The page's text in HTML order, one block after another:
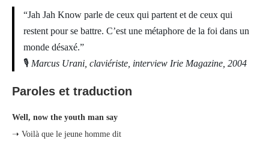
“Jah Jah Know parle de ceux qui partent et de ceux qui
restent pour se battre. C’est une métaphore de la foi dans un
monde désaxé.”
🎙 Marcus Urani, claviériste, interview Irie Magazine, 2004
Paroles et traduction
Well, now the youth man say
➝ Voilà que le jeune homme dit